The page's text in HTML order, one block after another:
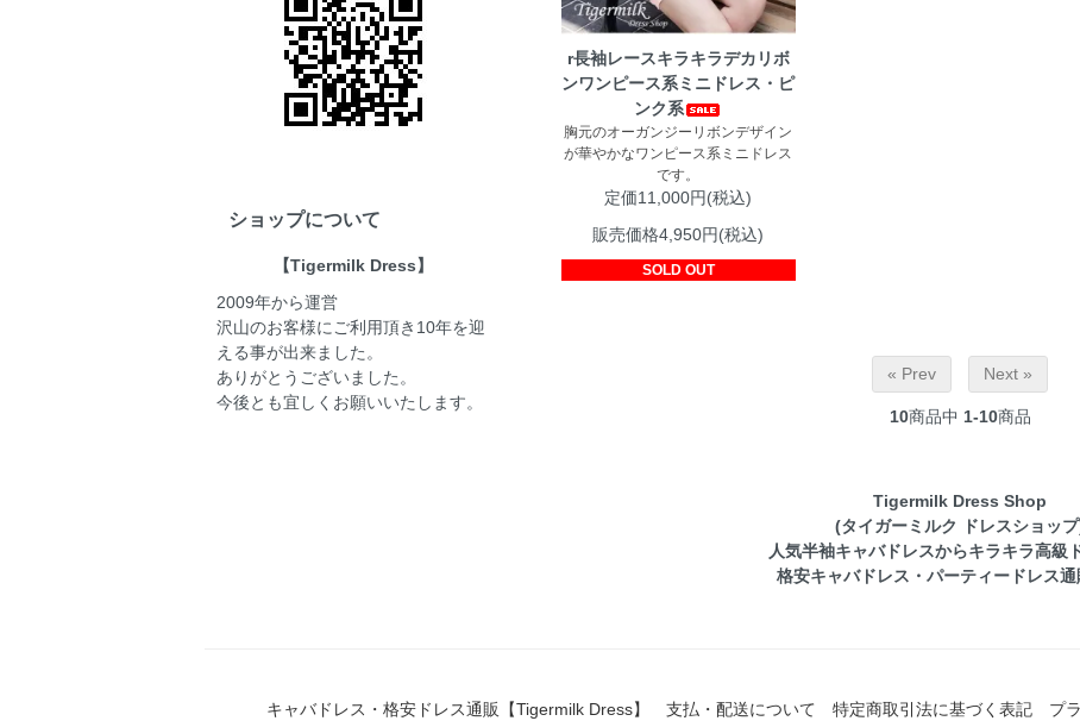
r長袖レースキラキラデカリボ
ンワンピース系ミニドレス・ピ
ンク系
胸元のオーガンジーリボンデザイン
が華やかなワンピース系ミニドレス
です。
定価11,000円(税込)
販売価格4,950円(税込)
SOLD OUT
« Prev Next »
10商品中 1-10商品
Tigermilk Dress Shop
(タイガーミルク ドレスショッ
人気半袖キャバドレスからキラキラ高級
格安キャバドレス・パーティードレス通
ショップについて
【Tigermilk Dress】
2009年から運営
沢山のお客様にご利用頂き10年を迎
える事が出来ました。
ありがとうございました。
今後とも宜しくお願いいたします。
キャバドレス・格安ドレス通販【Tigermilk Dress】 支払・配送について 特定商取引法に基づく表記 プ